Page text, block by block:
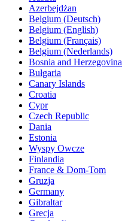
Azerbejdżan
Belgium (Deutsch)
Belgium (English)
Belgium (Français)
Belgium (Nederlands)
Bosnia and Herzegovina
Bułgaria
Canary Islands
Croatia
Cypr
Czech Republic
Dania
Estonia
Wyspy Owcze
Finlandia
France & Dom-Tom
Gruzja
Germany
Gibraltar
Grecja